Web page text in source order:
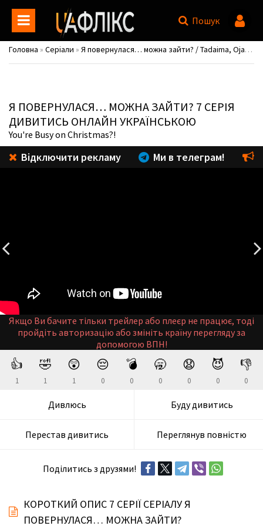
Пошук
Головна » Серіали » Я повернулася… можна зайти? / Tadaima, Ojamasaremasu!
Я ПОВЕРНУЛАСЯ… МОЖНА ЗАЙТИ? 7 СЕРІЯ
ДИВИТИСЬ ОНЛАЙН УКРАЇНСЬКОЮ
You're Busy on Christmas?!
Відключити рекламу Ми в телеграм!
Якщо Ви бачите тільки трейлер або плеєр не працює, тоді
пройдіть авторизацію або змініть країну перегляду за
допомогою ВПН!
👍
1
🤣
1
😲
1
😔
0
💣
0
🥱
0
😧
0
😈
0
👎
0
Дивлюсь Буду дивитись
Перестав дивитись Переглянув повністю
Поділитись з друзями!
КОРОТКИЙ ОПИС 7 СЕРІЇ СЕРІАЛУ Я
ПОВЕРНУЛАСЯ… МОЖНА ЗАЙТИ?